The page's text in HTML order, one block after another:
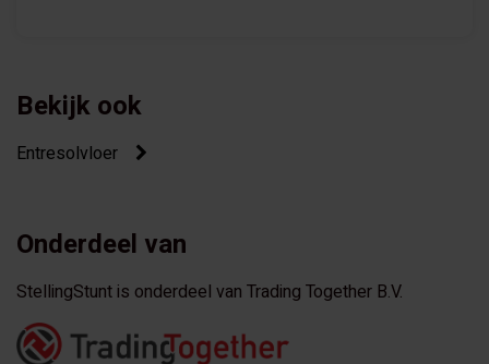
Bekijk ook
Entresolvloer
Onderdeel van
StellingStunt is onderdeel van Trading Together B.V.